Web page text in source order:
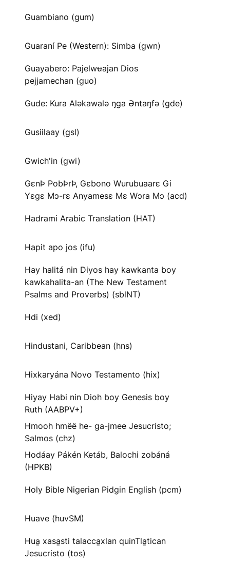
Guambiano (gum)
Guaraní Pe (Western): Simba (gwn)
Guayabero: Pajelwʉajan Dios
pejjamechan (guo)
Gude: Kura Aləkawalə ŋga Əntaŋfə (gde)
Gusiilaay (gsl)
Gwich'in (gwi)
GɛnÞ PobÞrÞ, Gɛbono Wurubuaarɛ Gi
Yɛgɛ Mɔ-rɛ Anyamesɛ Mɛ Wɔra Mɔ (acd)
Hadrami Arabic Translation (HAT)
Hapit apo jos (ifu)
Hay halitá nin Diyos hay kawkanta boy
kawkahalita-an (The New Testament
Psalms and Proverbs) (sblNT)
Hdi (xed)
Hindustani, Caribbean (hns)
Hixkaryána Novo Testamento (hix)
Hiyay Habi nin Dioh boy Genesis boy
Ruth (AABPV+)
Hmooh hmëë he- ga-jmee Jesucristo;
Salmos (chz)
Hodáay Pákén Ketáb, Balochi zobáná
(HPKB)
Holy Bible Nigerian Pidgin English (pcm)
Huave (huvSM)
Hua̱ xasa̱sti talacca̱xlan quinTla̱tican
Jesucristo (tos)